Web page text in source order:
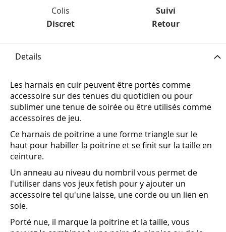
Colis
Discret
Suivi
Retour
Details
Les harnais en cuir peuvent être portés comme
accessoire sur des tenues du quotidien ou pour
sublimer une tenue de soirée ou être utilisés comme
accessoires de jeu.
Ce harnais de poitrine a une forme triangle sur le
haut pour habiller la poitrine et se finit sur la taille en
ceinture.
Un anneau au niveau du nombril vous permet de
l'utiliser dans vos jeux fetish pour y ajouter un
accessoire tel qu'une laisse, une corde ou un lien en
soie.
Porté nue, il marque la poitrine et la taille, vous